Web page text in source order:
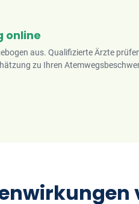
online
aus. Qualifizierte Ärzte
zu Ihren